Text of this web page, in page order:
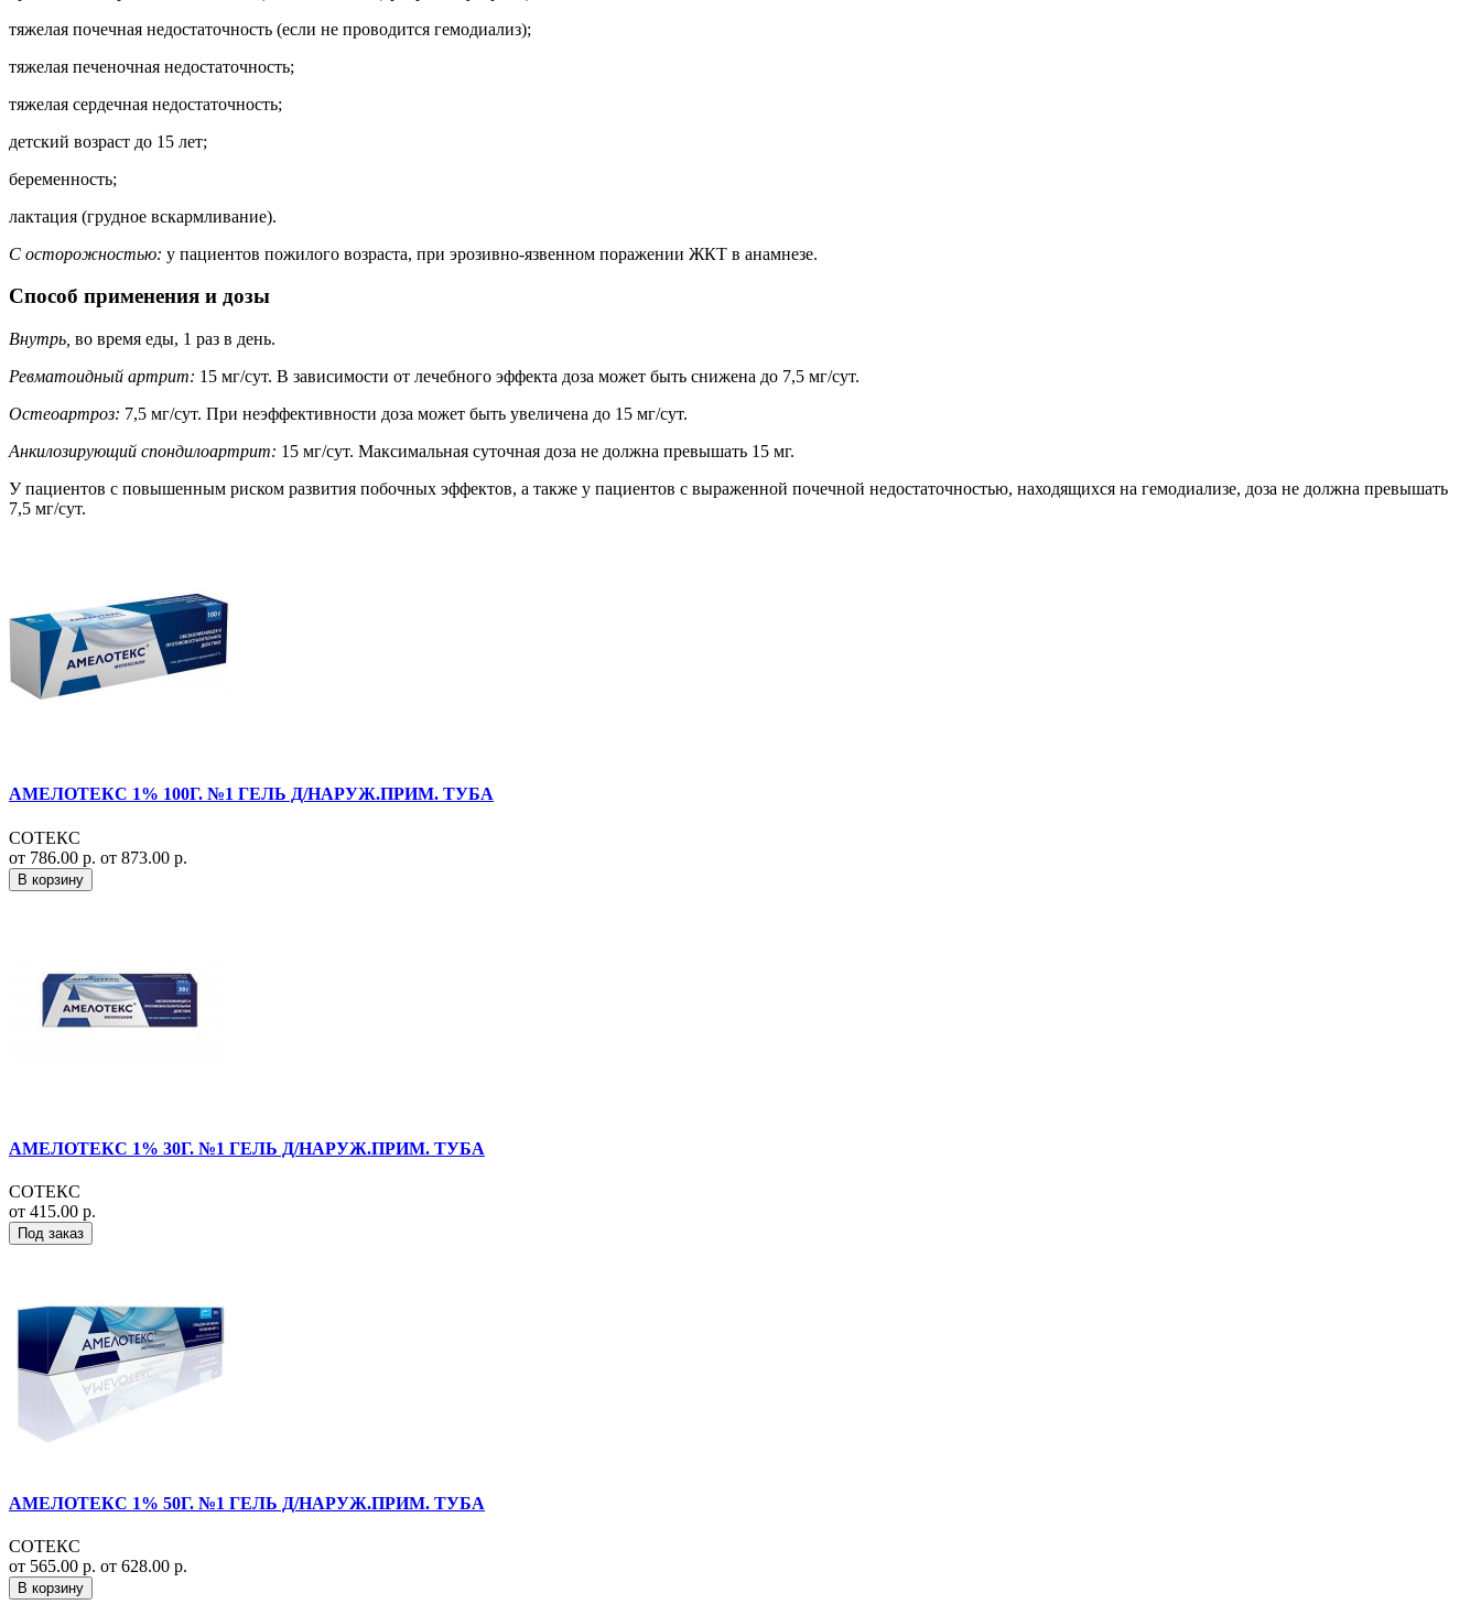
тяжелая почечная недостаточность (если не проводится гемодиализ);
тяжелая печеночная недостаточность;
тяжелая сердечная недостаточность;
детский возраст до 15 лет;
беременность;
лактация (грудное вскармливание).
С осторожностью: у пациентов пожилого возраста, при эрозивно-язвенном поражении ЖКТ в анамнезе.
Способ применения и дозы
Внутрь, во время еды, 1 раз в день.
Ревматоидный артрит: 15 мг/сут. В зависимости от лечебного эффекта доза может быть снижена до 7,5 мг/сут.
Остеоартроз: 7,5 мг/сут. При неэффективности доза может быть увеличена до 15 мг/сут.
Анкилозирующий спондилоартрит: 15 мг/сут. Максимальная суточная доза не должна превышать 15 мг.
У пациентов с повышенным риском развития побочных эффектов, а также у пациентов с выраженной почечной недостаточностью, находящихся на гемодиализе, доза не должна превышать
7,5 мг/сут.
АМЕЛОТЕКС 1% 100Г. №1 ГЕЛЬ Д/НАРУЖ.ПРИМ. ТУБА
СОТЕКС
от 786.00 р. от 873.00 р.
В корзину
АМЕЛОТЕКС 1% 30Г. №1 ГЕЛЬ Д/НАРУЖ.ПРИМ. ТУБА
СОТЕКС
от 415.00 р.
Под заказ
АМЕЛОТЕКС 1% 50Г. №1 ГЕЛЬ Д/НАРУЖ.ПРИМ. ТУБА
СОТЕКС
от 565.00 р. от 628.00 р.
В корзину